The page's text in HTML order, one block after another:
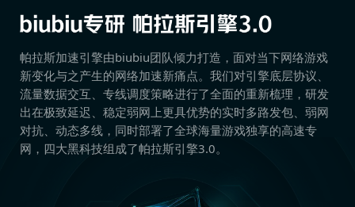
帕拉斯加速引擎由biubiu团队倾力打造，面对当下网络游戏
新变化与之产生的网络加速新痛点。我们对引擎底层协议、
流量数据交互、专线调度策略进行了全面的重新梳理，研发
出在极致延迟、稳定弱网上更具优势的实时多路发包、弱网
对抗、动态多线，同时部署了全球海量游戏独享的高速专
网，四大黑科技组成了帕拉斯引擎3.0。